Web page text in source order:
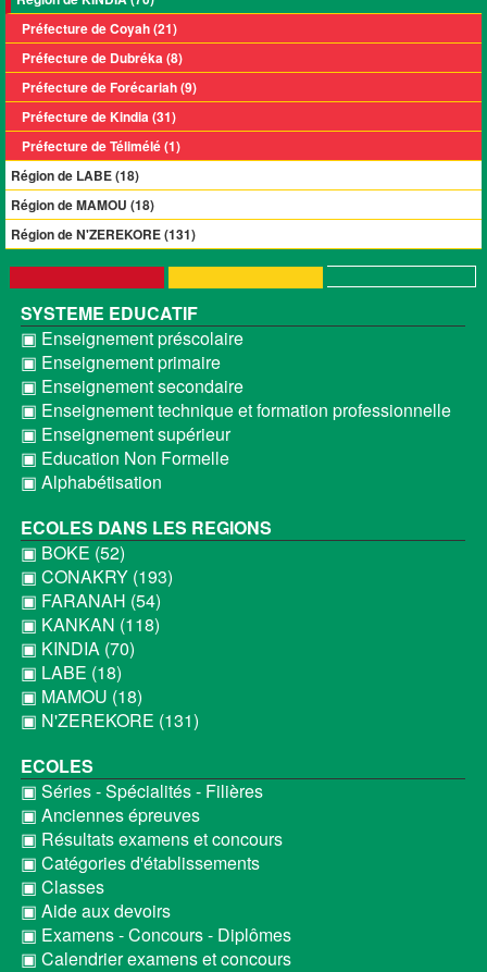
Préfecture de Coyah (21)
Préfecture de Dubréka (8)
Préfecture de Forécariah (9)
Préfecture de Kindia (31)
Préfecture de Télimélé (1)
Région de LABE (18)
Région de MAMOU (18)
Région de N'ZEREKORE (131)
SYSTEME EDUCATIF
▣ Enseignement préscolaire
▣ Enseignement primaire
▣ Enseignement secondaire
▣ Enseignement technique et formation professionnelle
▣ Enseignement supérieur
▣ Education Non Formelle
▣ Alphabétisation
ECOLES DANS LES REGIONS
▣ BOKE (52)
▣ CONAKRY (193)
▣ FARANAH (54)
▣ KANKAN (118)
▣ KINDIA (70)
▣ LABE (18)
▣ MAMOU (18)
▣ N'ZEREKORE (131)
ECOLES
▣ Séries - Spécialités - Filières
▣ Anciennes épreuves
▣ Résultats examens et concours
▣ Catégories d'établissements
▣ Classes
▣ Aide aux devoirs
▣ Examens - Concours - Diplômes
▣ Calendrier examens et concours